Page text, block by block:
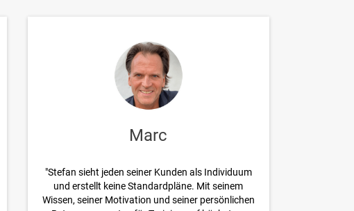
Marc
"Stefan sieht jeden seiner Kunden als Individuum
und erstellt keine Standardpläne. Mit seinem
Wissen, seiner Motivation und seiner persönlichen